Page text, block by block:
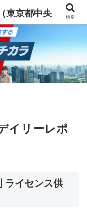
イリーレポ
ライセンス供
検索